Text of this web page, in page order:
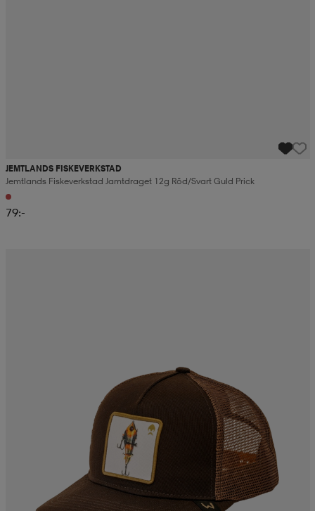
JEMTLANDS FISKEVERKSTAD
Jemtlands Fiskeverkstad Jamtdraget 12g Röd/svart Guld Prick
79:-